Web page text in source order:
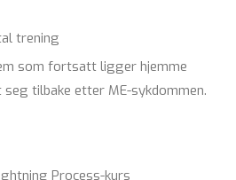
trening
som fortsatt ligger hjemme
seg tilbake etter ME-sykdommen.
Process-kurs